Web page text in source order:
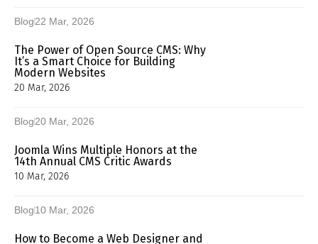
Blog22 Mar, 2026
The Power of Open Source CMS: Why
It’s a Smart Choice for Building
Modern Websites
20 Mar, 2026
Blog20 Mar, 2026
Joomla Wins Multiple Honors at the
14th Annual CMS Critic Awards
10 Mar, 2026
Blog10 Mar, 2026
How to Become a Web Designer and